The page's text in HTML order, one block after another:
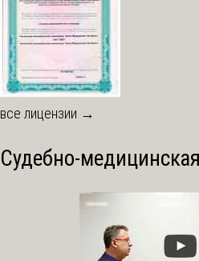
все лицензии →
Судебно-